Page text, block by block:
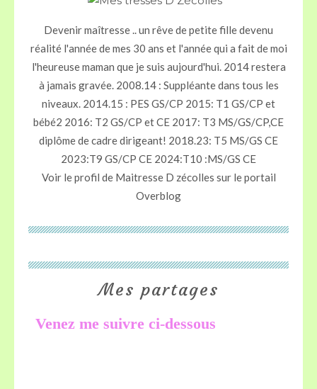
Devenir maîtresse .. un rêve de petite fille devenu
réalité l'année de mes 30 ans et l'année qui a fait de moi
l'heureuse maman que je suis aujourd'hui. 2014 restera
à jamais gravée. 2008.14 : Suppléante dans tous les
niveaux. 2014.15 : PES GS/CP 2015: T1 GS/CP et
bébé2 2016: T2 GS/CP et CE 2017: T3 MS/GS/CP,CE
diplôme de cadre dirigeant! 2018.23: T5 MS/GS CE
2023:T9 GS/CP CE 2024:T10 :MS/GS CE
Voir le profil de Maitresse D zécolles sur le portail
Overblog
Mes partages
Venez me suivre ci-dessous